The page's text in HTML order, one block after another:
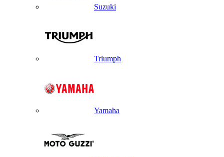
Suzuki
Triumph
Yamaha